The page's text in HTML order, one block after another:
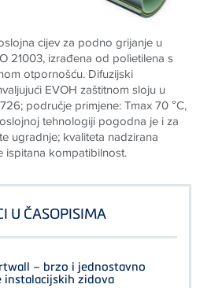
cijev za podno grijanje u
21003, izrađena od polietilena s
otpornošću. Difuzijski
EVOH zaštitnom sloju u
područje primjene: Tmax 70 °C,
tehnologiji pogodna je i za
ugradnje; kvaliteta nadzirana
ispitana kompatibilnost.
U ČASOPISIMA
– brzo i jednostavno
instalacijskih zidova